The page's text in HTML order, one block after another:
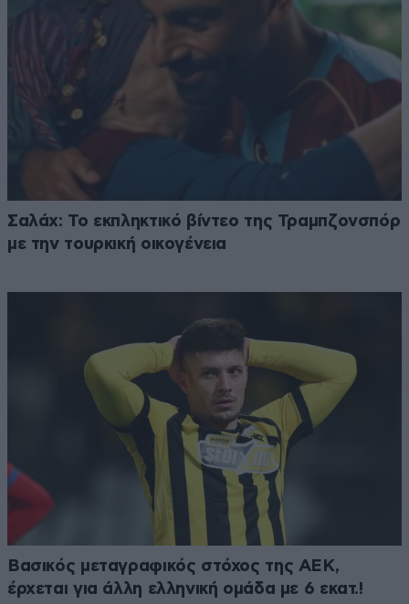
Σαλάχ: Το εκπληκτικό βίντεο της Τραμπζονσπόρ
με την τουρκική οικογένεια
Βασικός μεταγραφικός στόχος της ΑΕΚ,
έρχεται για άλλη ελληνική ομάδα με 6 εκατ.!